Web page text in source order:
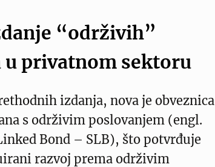
“održivih”
u privatnom sektoru
izdanja, nova je obveznica
s održivim poslovanjem (engl.
Bond – SLB), što potvrđuje
razvoj prema održivim